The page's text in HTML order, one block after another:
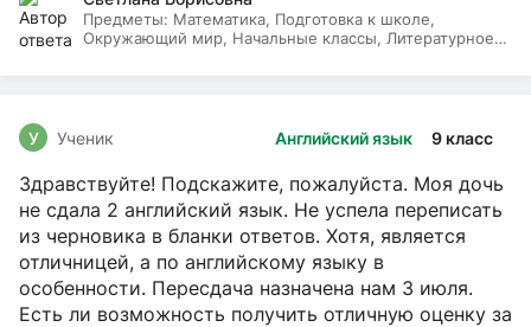
Предметы: Математика, Подготовка к школе,
Окружающий мир, Начальные классы, Литературное
Английский язык 9 класс
У Ученик
Здравствуйте! Подскажите, пожалуйста. Моя дочь
не сдала 2 английский язык. Не успела переписать
из черновика в бланки ответов. Хотя, является
отличницей, а по английскому языку в
особенности. Пересдача назначена нам 3 июля.
Есть ли возможность получить отличную оценку за